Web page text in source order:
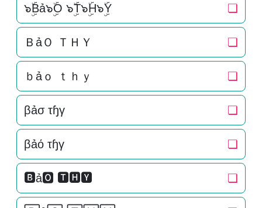
๖ۣۜBả๖ۣۜO ๖ۣۜT๖ۣۜH๖ۣۜY ❏
ＢảＯ ＴＨＹ ❏
ｂảｏ ｔｈｙ ❏
βảσ τɧγ ❏
βảό τɧγ ❏
🅱ả🅾 🆃🅷🆈 ❏